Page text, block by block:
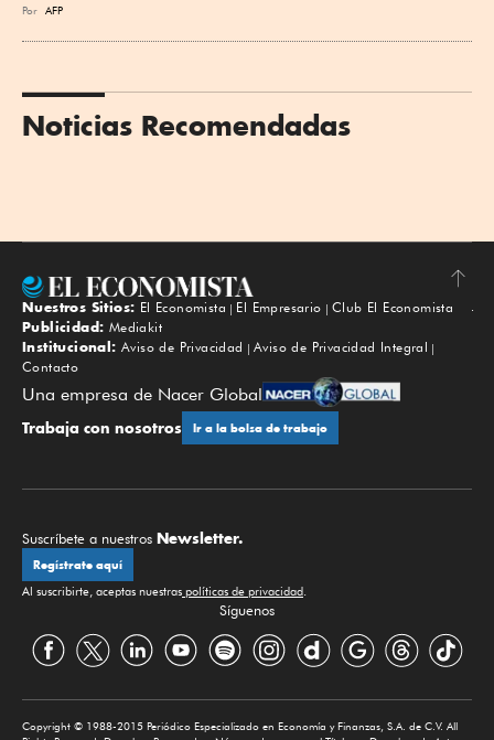
Por AFP
Noticias Recomendadas
Subir
Nuestros Sitios: El Economista El Empresario
Club El Economista
Publicidad: Mediakit
Institucional: Aviso de Privacidad
Aviso de Privacidad Integral
Contacto
Una empresa de Nacer Global
Trabaja con nosotros Ir a la bolsa de trabajo
Suscríbete a nuestros Newsletter.
Regístrate aquí
Al suscribirte, aceptas nuestras políticas de privacidad.
Síguenos
Copyright © 1988-2015 Periódico Especializado en Economía y Finanzas, S.A. de C.V. All